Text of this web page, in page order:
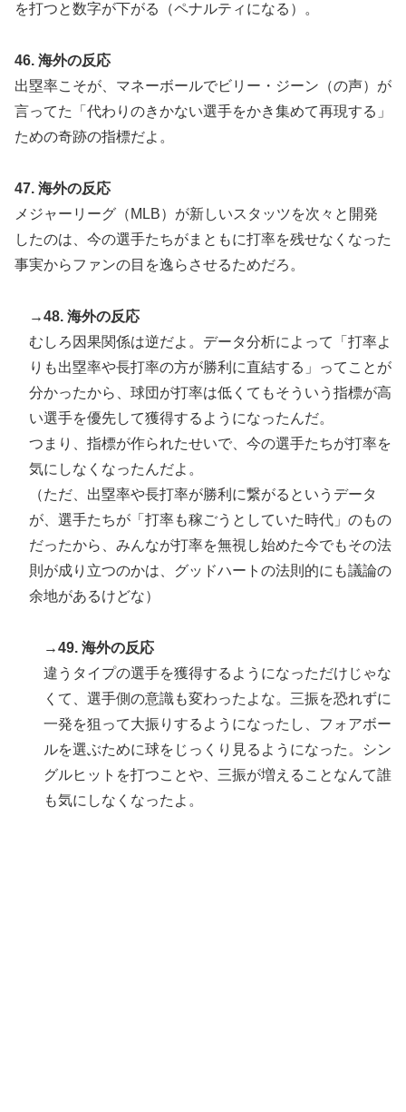
を打つと数字が下がる（ペナルティになる）。
46. 海外の反応
出塁率こそが、マネーボールでビリー・ジーン（の声）が
言ってた「代わりのきかない選手をかき集めて再現する」
ための奇跡の指標だよ。
47. 海外の反応
メジャーリーグ（MLB）が新しいスタッツを次々と開発
したのは、今の選手たちがまともに打率を残せなくなった
事実からファンの目を逸らさせるためだろ。
→48. 海外の反応
むしろ因果関係は逆だよ。データ分析によって「打率よ
りも出塁率や長打率の方が勝利に直結する」ってことが
分かったから、球団が打率は低くてもそういう指標が高
い選手を優先して獲得するようになったんだ。
つまり、指標が作られたせいで、今の選手たちが打率を
気にしなくなったんだよ。
（ただ、出塁率や長打率が勝利に繋がるというデータ
が、選手たちが「打率も稼ごうとしていた時代」のもの
だったから、みんなが打率を無視し始めた今でもその法
則が成り立つのかは、グッドハートの法則的にも議論の
余地があるけどな）
→49. 海外の反応
違うタイプの選手を獲得するようになっただけじゃな
くて、選手側の意識も変わったよな。三振を恐れずに
一発を狙って大振りするようになったし、フォアボー
ルを選ぶために球をじっくり見るようになった。シン
グルヒットを打つことや、三振が増えることなんて誰
も気にしなくなったよ。